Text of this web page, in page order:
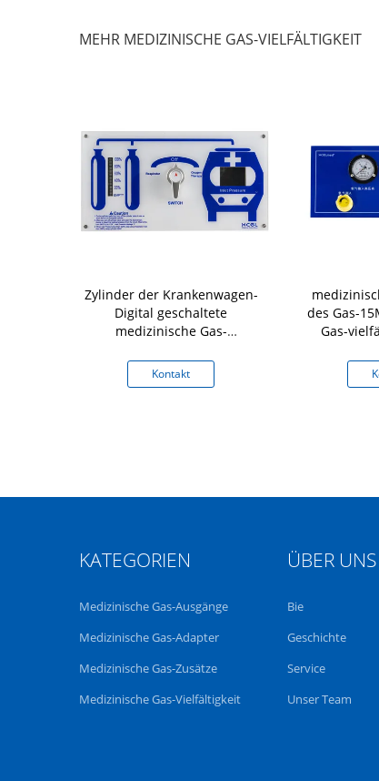
MEHR MEDIZINISCHE GAS-VIELFÄLTIGKEIT
Zylinder der Krankenwagen-
Digital geschaltete
medizinische Gas-
Kontakt
des Gas-
Gas-
KATEGORIEN
Medizinische Gas-Ausgänge
Medizinische Gas-Adapter
Medizinische Gas-Zusätze
Medizinische Gas-Vielfältigkeit
ÜBER UNS
Bie
Geschichte
Service
Unser Team